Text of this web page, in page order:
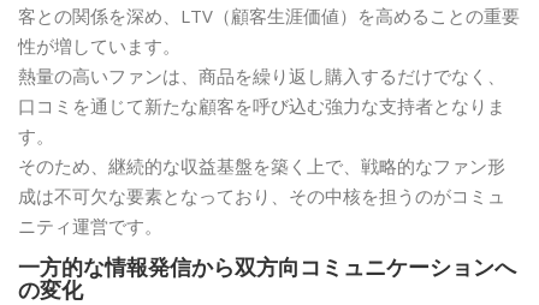
客との関係を深め、LTV（顧客生涯価値）を高めることの重要
性が増しています。
熱量の高いファンは、商品を繰り返し購入するだけでなく、
口コミを通じて新たな顧客を呼び込む強力な支持者となりま
す。
そのため、継続的な収益基盤を築く上で、戦略的なファン形
成は不可欠な要素となっており、その中核を担うのがコミュ
ニティ運営です。
一方的な情報発信から双方向コミュニケーションへ
の変化